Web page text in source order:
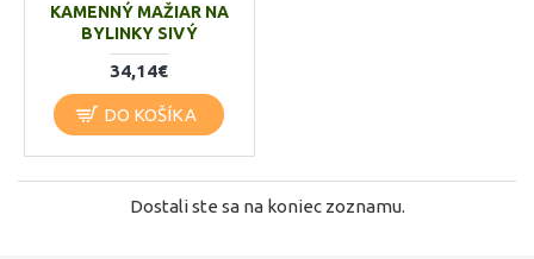
KAMENNÝ MAŽIAR NA
BYLINKY SIVÝ
34,14€
DO KOŠÍKA
Dostali ste sa na koniec zoznamu.